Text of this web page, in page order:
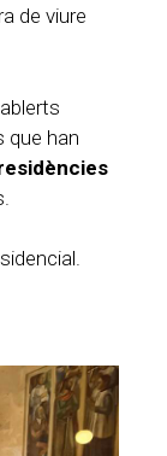
de viure
que han